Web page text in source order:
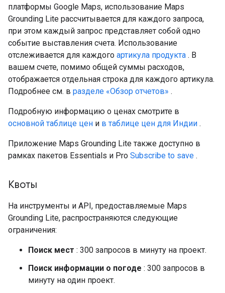
платформы Google Maps, использование Maps
Grounding Lite рассчитывается для каждого запроса,
при этом каждый запрос представляет собой одно
событие выставления счета. Использование
отслеживается для каждого артикула продукта . В
вашем счете, помимо общей суммы расходов,
отображается отдельная строка для каждого артикула. ​​
Подробнее см. в разделе «Обзор отчетов» .
Подробную информацию о ценах смотрите в
основной таблице цен и в таблице цен для Индии .
Приложение Maps Grounding Lite также доступно в
рамках пакетов Essentials и Pro Subscribe to save .
Квоты
На инструменты и API, предоставляемые Maps
Grounding Lite, распространяются следующие
ограничения:
Поиск мест : 300 запросов в минуту на проект.
Поиск информации о погоде : 300 запросов в
минуту на один проект.